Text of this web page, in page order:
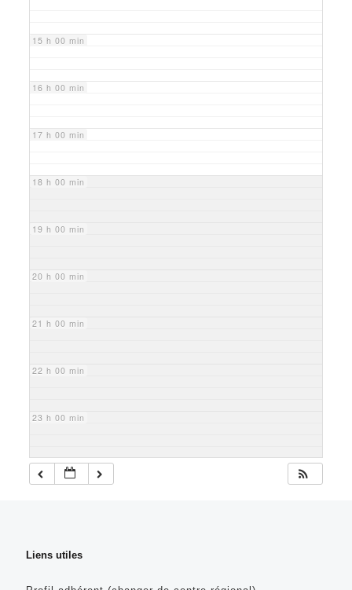
15 h 00 min
16 h 00 min
17 h 00 min
18 h 00 min
19 h 00 min
20 h 00 min
21 h 00 min
22 h 00 min
23 h 00 min
Liens utiles